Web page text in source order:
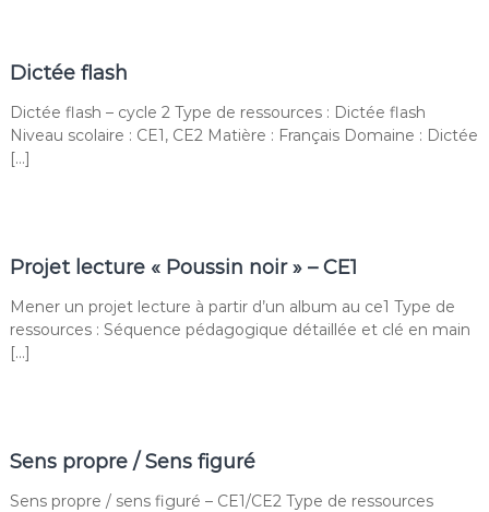
Dictée flash
Dictée flash – cycle 2 Type de ressources : Dictée flash
Niveau scolaire : CE1, CE2 Matière : Français Domaine : Dictée
[…]
Projet lecture « Poussin noir » – CE1
Mener un projet lecture à partir d’un album au ce1 Type de
ressources : Séquence pédagogique détaillée et clé en main
[…]
Sens propre / Sens figuré
Sens propre / sens figuré – CE1/CE2 Type de ressources